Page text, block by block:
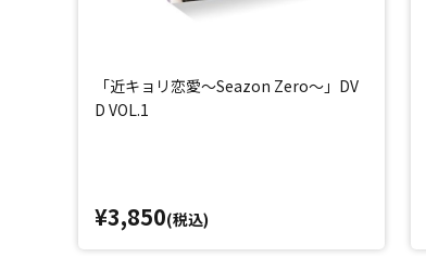
「近キョリ恋愛～Seazon Zero～」DV
D VOL.1
¥3,850(税込)